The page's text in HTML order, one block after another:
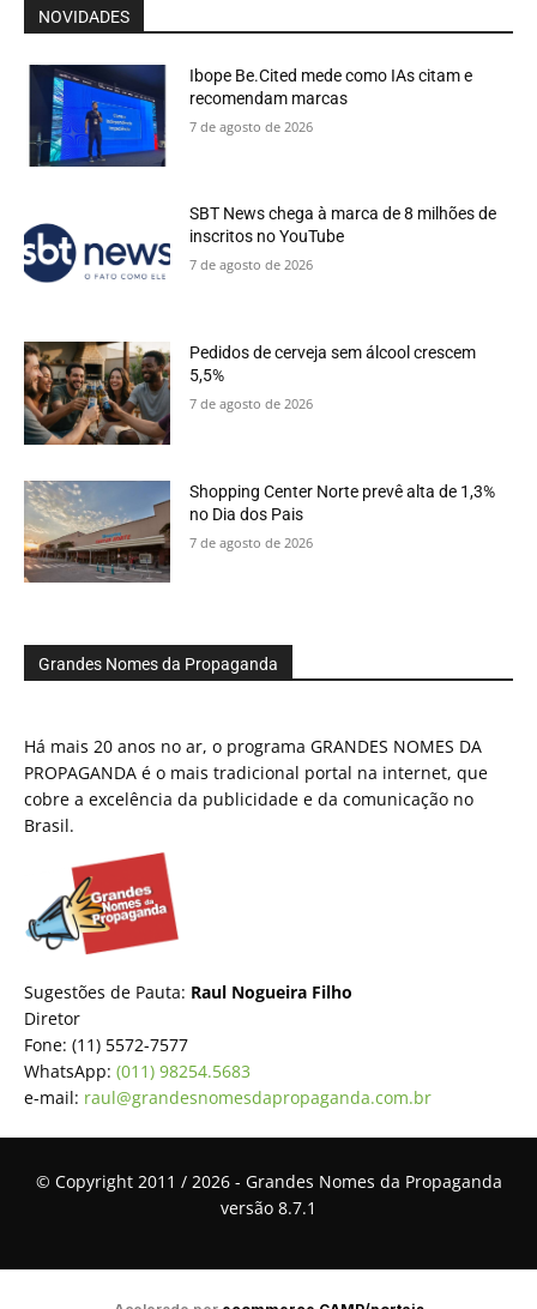
NOVIDADES
Ibope Be.Cited mede como IAs citam e
recomendam marcas
7 de agosto de 2026
SBT News chega à marca de 8 milhões de
inscritos no YouTube
7 de agosto de 2026
Pedidos de cerveja sem álcool crescem
5,5%
7 de agosto de 2026
Shopping Center Norte prevê alta de 1,3%
no Dia dos Pais
7 de agosto de 2026
Grandes Nomes da Propaganda
Há mais 20 anos no ar, o programa GRANDES NOMES DA
PROPAGANDA é o mais tradicional portal na internet, que
cobre a excelência da publicidade e da comunicação no
Brasil.
Sugestões de Pauta: Raul Nogueira Filho
Diretor
Fone: (11) 5572-7577
WhatsApp: (011) 98254.5683
e-mail: raul@grandesnomesdapropaganda.com.br
© Copyright 2011 / 2026 - Grandes Nomes da Propaganda
versão 8.7.1